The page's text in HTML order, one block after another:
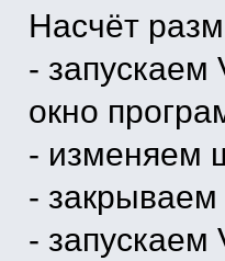
Насчёт
- запускаем
окно
- изменяем
- закрываем
- запускаем